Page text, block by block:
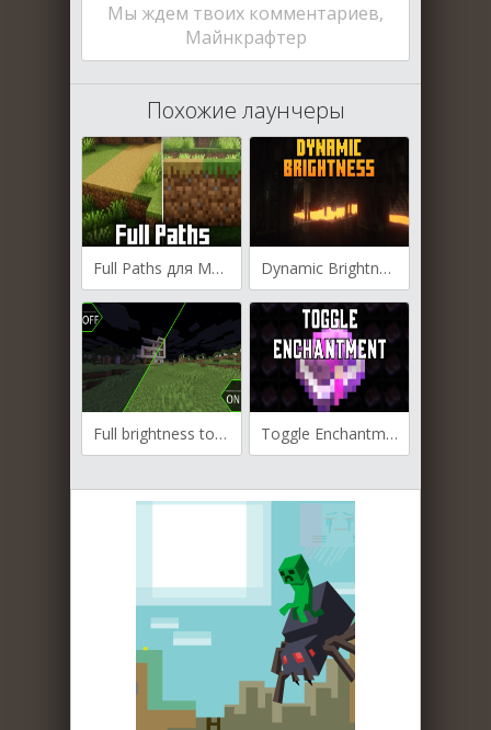
Мы ждем твоих комментариев,
Майнкрафтер
Похожие лаунчеры
Full Paths для Майнкрафт [1.21.3, 1.21.1, 1.21] Dynamic Brightness для Майнкрафт [1.21.3, 1.21.1, 1.21]
Full brightness toggle для Майнкрафт [1.20.1, 1.19.4, 1.19.2] Toggle Enchantments для Майнкрафт [1.20.1, 1.19.3, 1.19.2]